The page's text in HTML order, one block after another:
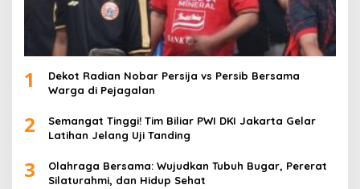
1
Dekot Radian Nobar Persija vs Persib Bersama
Warga di Pejagalan
2
Semangat Tinggi! Tim Biliar PWI DKI Jakarta Gelar
Latihan Jelang Uji Tanding
3
Olahraga Bersama: Wujudkan Tubuh Bugar, Pererat
Silaturahmi, dan Hidup Sehat